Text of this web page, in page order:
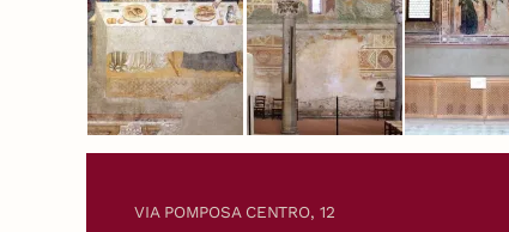
VIA POMPOSA CENTRO, 12